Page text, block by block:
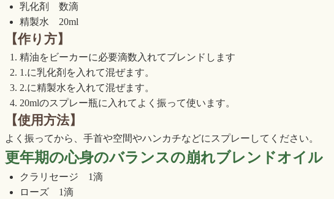
乳化剤 数滴
精製水 20ml
【作り方】
精油をビーカーに必要滴数入れてブレンドします
1.に乳化剤を入れて混ぜます。
2.に精製水を入れて混ぜます。
20mlのスプレー瓶に入れてよく振って使います。
【使用方法】
よく振ってから、手首や空間やハンカチなどにスプレーしてください。
更年期の心身のバランスの崩れブレンドオイル
クラリセージ 1滴
ローズ 1滴